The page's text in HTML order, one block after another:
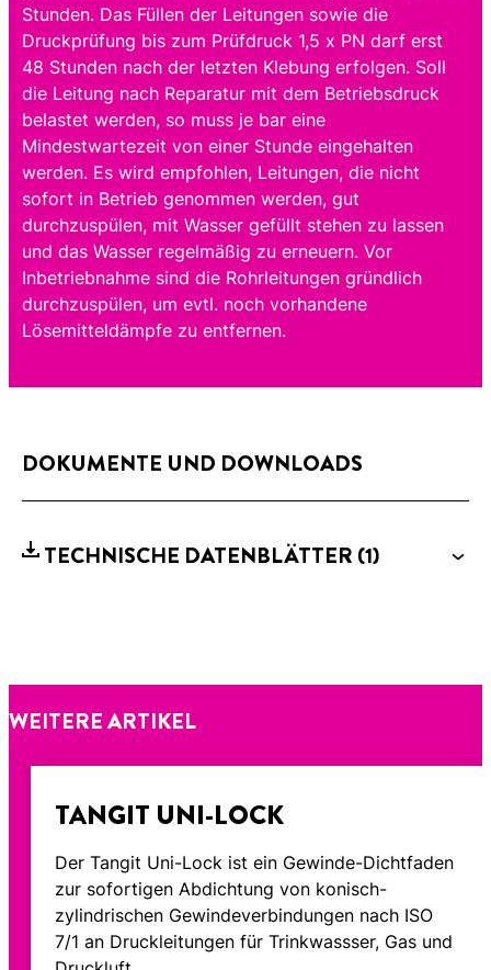
Stunden. Das Füllen der Leitungen sowie die
Druckprüfung bis zum Prüfdruck 1,5 x PN darf erst
48 Stunden nach der letzten Klebung erfolgen. Soll
die Leitung nach Reparatur mit dem Betriebsdruck
belastet werden, so muss je bar eine
Mindestwartezeit von einer Stunde eingehalten
werden. Es wird empfohlen, Leitungen, die nicht
sofort in Betrieb genommen werden, gut
durchzuspülen, mit Wasser gefüllt stehen zu lassen
und das Wasser regelmäßig zu erneuern. Vor
Inbetriebnahme sind die Rohrleitungen gründlich
durchzuspülen, um evtl. noch vorhandene
Lösemitteldämpfe zu entfernen.
DOKUMENTE UND DOWNLOADS
TECHNISCHE DATENBLÄTTER (1)
WEITERE ARTIKEL
TANGIT UNI-LOCK
Der Tangit Uni-Lock ist ein Gewinde-Dichtfaden
zur sofortigen Abdichtung von konisch-
zylindrischen Gewindeverbindungen nach ISO
7/1 an Druckleitungen für Trinkwassser, Gas und